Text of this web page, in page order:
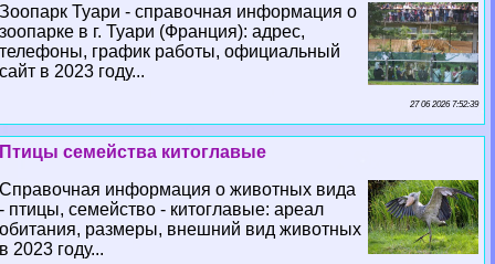
Зоопарк Туари - справочная информация о
зоопарке в г. Туари (Франция): адрес,
телефоны, график работы, официальный
сайт в 2023 году...
27 06 2026 7:52:39
Птицы семейства китоглавые
Справочная информация о животных вида
- птицы, семейство - китоглавые: ареал
обитания, размеры, внешний вид животных
в 2023 году...